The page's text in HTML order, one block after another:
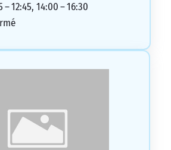
12:45, 14:00 – 16:30